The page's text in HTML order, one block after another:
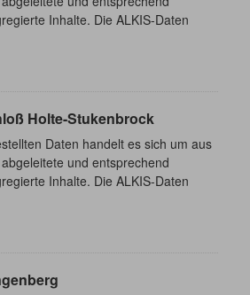
Inhalte. Die ALKIS-Daten
Holte-Stukenbrock
Daten handelt es sich um aus
und entsprechend
Inhalte. Die ALKIS-Daten